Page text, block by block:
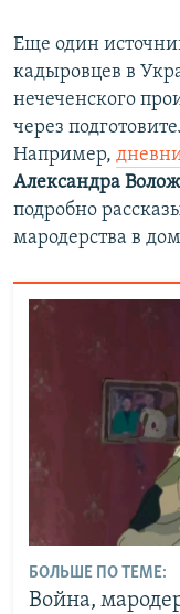
Еще один
кадыровцев в
нечеченского
через
Например,
Александра
подробно
мародерства в
БОЛЬШЕ ПО ТЕМЕ:
Война,